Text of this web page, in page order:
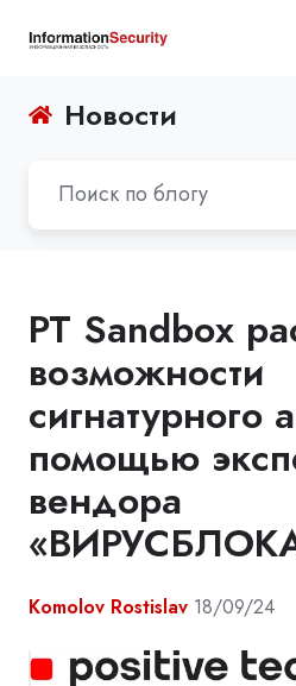
Новости
PT Sandbox
возможности
сигнатурного
помощью
вендора
Komolov Rostislav 18/09/24